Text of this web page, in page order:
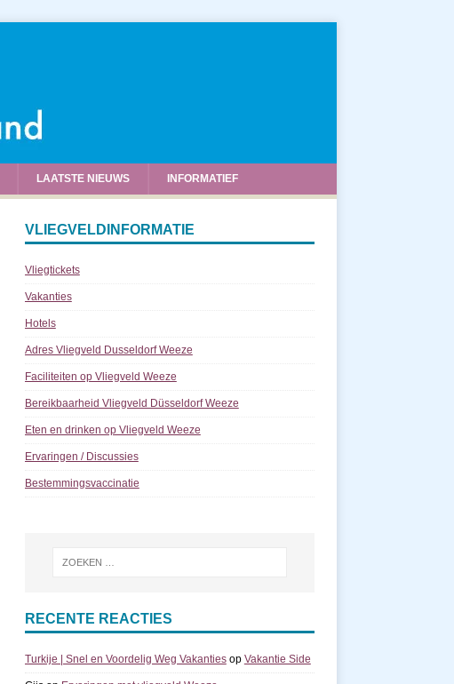
LAATSTE NIEUWS INFORMATIEF
VLIEGVELDINFORMATIE
Vliegtickets
Vakanties
Hotels
Adres Vliegveld Dusseldorf Weeze
Faciliteiten op Vliegveld Weeze
Bereikbaarheid Vliegveld Düsseldorf Weeze
Eten en drinken op Vliegveld Weeze
Ervaringen / Discussies
Bestemmingsvaccinatie
RECENTE REACTIES
Turkije | Snel en Voordelig Weg Vakantiesop Vakantie Side